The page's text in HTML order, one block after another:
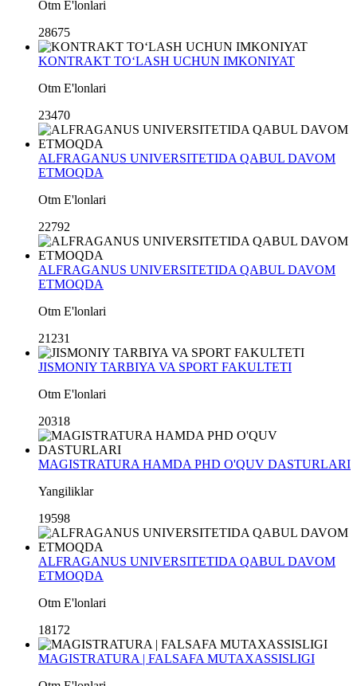
Otm E'lonlari
28675
KONTRAKT TO‘LASH UCHUN IMKONIYAT
Otm E'lonlari
23470
ALFRAGANUS UNIVERSITETIDA QABUL DAVOM
ETMOQDA
Otm E'lonlari
22792
ALFRAGANUS UNIVERSITETIDA QABUL DAVOM
ETMOQDA
Otm E'lonlari
21231
JISMONIY TARBIYA VA SPORT FAKULTETI
Otm E'lonlari
20318
MAGISTRATURA HAMDA PHD O'QUV DASTURLARI
Yangiliklar
19598
ALFRAGANUS UNIVERSITETIDA QABUL DAVOM
ETMOQDA
Otm E'lonlari
18172
MAGISTRATURA | FALSAFA MUTAXASSISLIGI